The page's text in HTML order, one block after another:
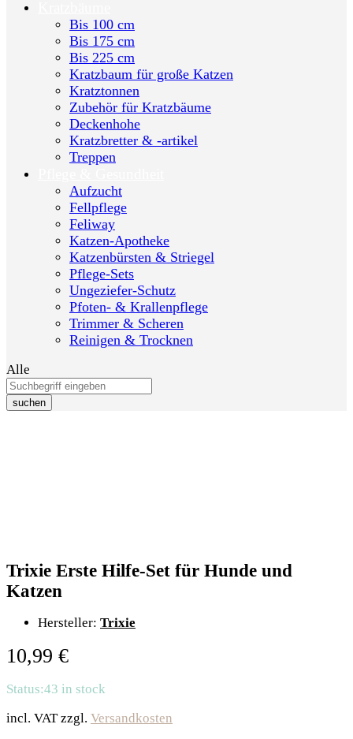
Bis 100 cm
Bis 175 cm
Bis 225 cm
Kratzbaum für große Katzen
Kratztonnen
Zubehör für Kratzbäume
Deckenhohe
Kratzbretter & -artikel
Treppen
Aufzucht
Fellpflege
Feliway
Katzen-Apotheke
Katzenbürsten & Striegel
Pflege-Sets
Ungeziefer-Schutz
Pfoten- & Krallenpflege
Trimmer & Scheren
Reinigen & Trocknen
Alle
suchen
Trixie Erste Hilfe-Set für Hunde und
Katzen
Hersteller: Trixie
10,99 €
Status:43 in stock
incl. VAT zzgl. Versandkosten